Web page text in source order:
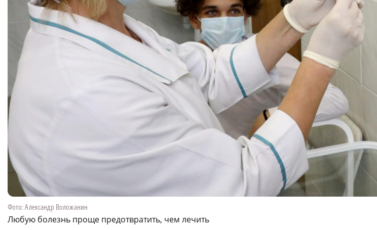
Фото: Александр Воложанин
Любую болезнь проще предотвратить, чем лечить